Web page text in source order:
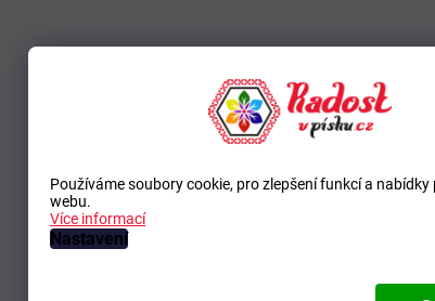
Používáme soubory cookie, pro zlepšení funkcí a nabídky
webu.
Více informací
Nastavení